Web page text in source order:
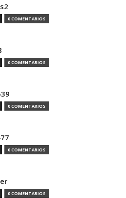
0 COMENTARIOS
0 COMENTARIOS
0 COMENTARIOS
0 COMENTARIOS
0 COMENTARIOS